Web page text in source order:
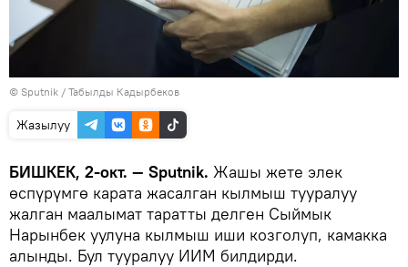
© Sputnik / Табылды Кадырбеков
Жазылуу
БИШКЕК, 2-окт. — Sputnik. Жашы жете элек
өспүрүмгө карата жасалган кылмыш тууралуу
жалган маалымат таратты делген Сыймык
Нарынбек уулуна кылмыш иши козголуп, камакка
алынды. Бул тууралуу ИИМ билдирди.